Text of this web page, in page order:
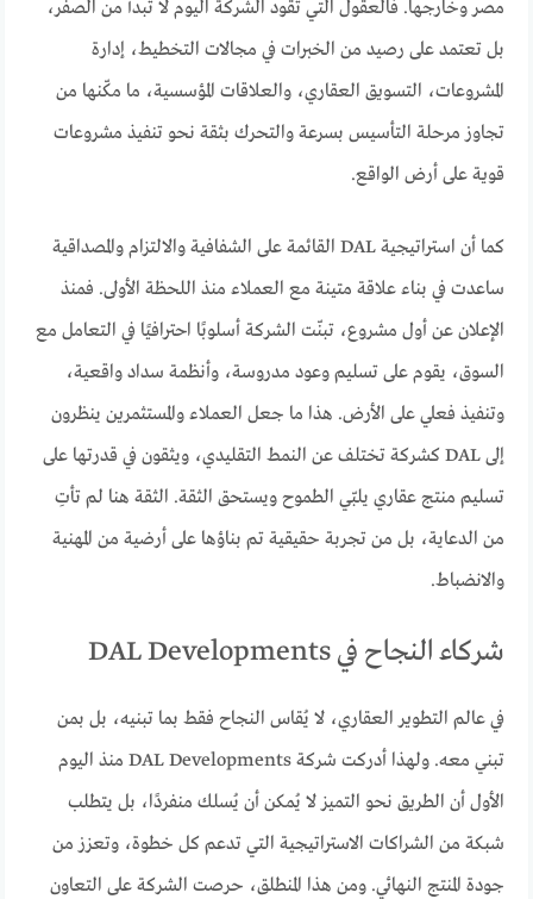
مصر وخارجها. فالعقول التي تقود الشركة اليوم لا تبدأ من الصفر،
بل تعتمد على رصيد من الخبرات في مجالات التخطيط، إدارة
المشروعات، التسويق العقاري، والعلاقات المؤسسية، ما مكّنها من
تجاوز مرحلة التأسيس بسرعة والتحرك بثقة نحو تنفيذ مشروعات
قوية على أرض الواقع.
كما أن استراتيجية DAL القائمة على الشفافية والالتزام والمصداقية
ساعدت في بناء علاقة متينة مع العملاء منذ اللحظة الأولى. فمنذ
الإعلان عن أول مشروع، تبنّت الشركة أسلوبًا احترافيًا في التعامل مع
السوق، يقوم على تسليم وعود مدروسة، وأنظمة سداد واقعية،
وتنفيذ فعلي على الأرض. هذا ما جعل العملاء والمستثمرين ينظرون
إلى DAL كشركة تختلف عن النمط التقليدي، ويثقون في قدرتها على
تسليم منتج عقاري يلبّي الطموح ويستحق الثقة. الثقة هنا لم تأتِ
من الدعاية، بل من تجربة حقيقية تم بناؤها على أرضية من المهنية
والانضباط.
شركاء النجاح في DAL Developments
في عالم التطوير العقاري، لا يُقاس النجاح فقط بما تبنيه، بل بمن
تبني معه. ولهذا أدركت شركة DAL Developments منذ اليوم
الأول أن الطريق نحو التميز لا يُمكن أن يُسلك منفردًا، بل يتطلب
شبكة من الشراكات الاستراتيجية التي تدعم كل خطوة، وتعزز من
جودة المنتج النهائي. ومن هذا المنطلق، حرصت الشركة على التعاون